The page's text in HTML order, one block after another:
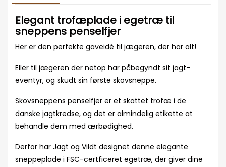
Elegant trofæplade i egetræ til
sneppens penselfjer
Her er den perfekte gaveidé til jægeren, der har alt!
Eller til jægeren der netop har påbegyndt sit jagt-
eventyr, og skudt sin første skovsneppe.
Skovsneppens penselfjer er et skattet trofæ i de
danske jagtkredse, og det er almindelig etikette at
behandle dem med ærbødighed.
Derfor har Jagt og Vildt designet denne elegante
sneppeplade i FSC-certficeret egetræ, der giver dine